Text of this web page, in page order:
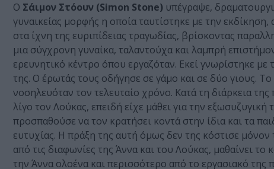
Ο Σάιμον Στόουν (Simon Stone) υπέγραψε,
γυναικείας μορφής η οποία ταυτίστηκε με την
στα ίχνη της ευριπίδειας τραγωδίας, βρίσκοντας
μια σύγχρονη γυναίκα, ταλαντούχα και λαμπρή
ερευνητικό κέντρο όπου εργαζόταν. Εκεί γνωρίστηκε
της. Ο έρωτάς τους οδήγησε σε γάμο και σε δύο γιους.
νοσηλευόταν τον τελευταίο χρόνο. Κατά τη διάρκεια
λίγο τον Λούκας, επειδή είχε μάθει για την
προσπαθούσε να τον κρατήσει κοντά στην ίδια και τα
ευτυχίας. Η πράξη της αυτή όμως δεν της κόστισε
από τις διαφωνίες της Άννα και του Λούκας, μαθαίνει
την Άννα ολοένα και περισσότερο από το εργασιακό